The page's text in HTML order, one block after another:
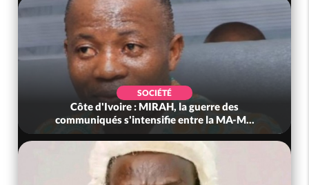
SOCIÉTÉ
Côte d'Ivoire : MIRAH, la guerre des
communiqués s'intensifie entre la MA-M...